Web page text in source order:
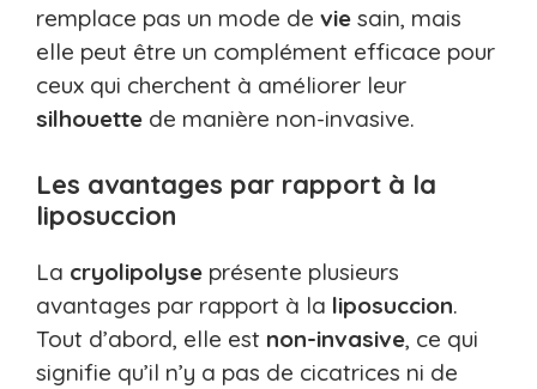
remplace pas un mode de vie sain, mais
elle peut être un complément efficace pour
ceux qui cherchent à améliorer leur
silhouette de manière non-invasive.
Les avantages par rapport à la
liposuccion
La cryolipolyse présente plusieurs
avantages par rapport à la liposuccion.
Tout d’abord, elle est non-invasive, ce qui
signifie qu’il n’y a pas de cicatrices ni de